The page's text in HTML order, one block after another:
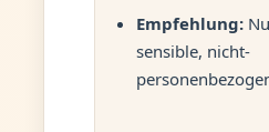
Empfehlung:
sensible, nicht-